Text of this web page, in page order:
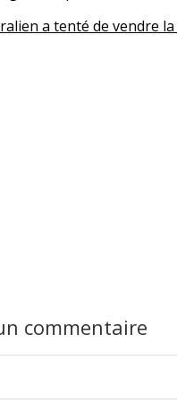
a tenté de vendre
commentaire